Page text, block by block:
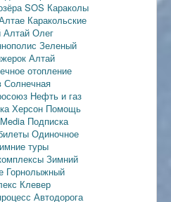
SOS Караколы
Каракольские
Алтай Олег
Зеленый
Алтай
отопление
Солнечная
Нефть и газ
Херсон Помощь
Подписка
Одиночное
туры
Зимний
Горнолыжный
Клевер
Автодорога